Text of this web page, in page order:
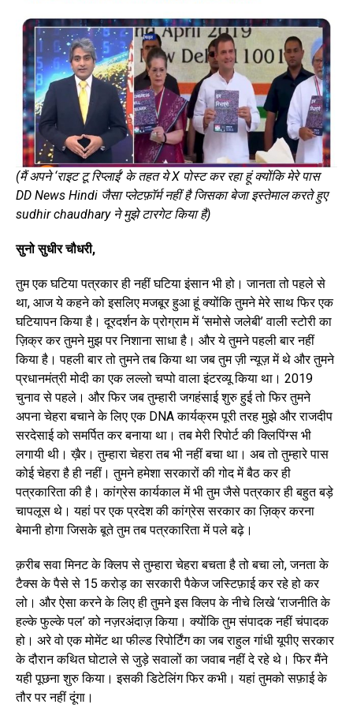
(मैं अपने ‘राइट टू रिप्लाई’ के तहत ये X पोस्ट कर रहा हूं क्योंकि मेरे पास
DD News Hindi जैसा प्लेटफ़ॉर्म नहीं है जिसका बेजा इस्तेमाल करते हुए
sudhir chaudhary ने मुझे टारगेट किया है)
सुनो सुधीर चौधरी,
तुम एक घटिया पत्रकार ही नहीं घटिया इंसान भी हो। जानता तो पहले से
था, आज ये कहने को इसलिए मजबूर हुआ हूं क्योंकि तुमने मेरे साथ फिर एक
घटियापन किया है। दूरदर्शन के प्रोग्राम में ‘समोसे जलेबी’ वाली स्टोरी का
ज़िक्र कर तुमने मुझ पर निशाना साधा है। और ये तुमने पहली बार नहीं
किया है। पहली बार तो तुमने तब किया था जब तुम ज़ी न्यूज़ में थे और तुमने
प्रधानमंत्री मोदी का एक लल्लो चप्पो वाला इंटरव्यू किया था। 2019
चुनाव से पहले। और फिर जब तुम्हारी जगहंसाई शुरु हुई तो फिर तुमने
अपना चेहरा बचाने के लिए एक DNA कार्यक्रम पूरी तरह मुझे और राजदीप
सरदेसाई को समर्पित कर बनाया था। तब मेरी रिपोर्ट की क्लिपिंग्स भी
लगायी थी। ख़ैर। तुम्हारा चेहरा तब भी नहीं बचा था। अब तो तुम्हारे पास
कोई चेहरा है ही नहीं। तुमने हमेशा सरकारों की गोद में बैठ कर ही
पत्रकारिता की है। कांग्रेस कार्यकाल में भी तुम जैसे पत्रकार ही बहुत बड़े
चापलूस थे। यहां पर एक प्रदेश की कांग्रेस सरकार का ज़िक्र करना
बेमानी होगा जिसके बूते तुम तब पत्रकारिता में पले बढ़े।
क़रीब सवा मिनट के क्लिप से तुम्हारा चेहरा बचता है तो बचा लो, जनता के
टैक्स के पैसे से 15 करोड़ का सरकारी पैकेज जस्टिफ़ाई कर रहे हो कर
लो। और ऐसा करने के लिए ही तुमने इस क्लिप के नीचे लिखे ‘राजनीति के
हल्के फुल्के पल’ को नज़रअंदाज़ किया। क्योंकि तुम संपादक नहीं चंपादक
हो। अरे वो एक मोमेंट था फील्ड रिपोर्टिंग का जब राहुल गांधी यूपीए सरकार
के दौरान कथित घोटाले से जुड़े सवालों का जवाब नहीं दे रहे थे। फिर मैंने
यही पूछना शुरु किया। इसकी डिटेलिंग फिर कभी। यहां तुमको सफ़ाई के
तौर पर नहीं दूंगा।